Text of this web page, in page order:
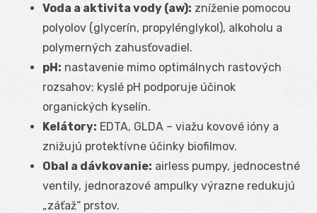
Voda a aktivita vody (aw): zníženie pomocou
polyolov (glycerín, propylénglykol), alkoholu a
polymerných zahusťovadiel.
pH: nastavenie mimo optimálnych rastových
rozsahov; kyslé pH podporuje účinok
organických kyselín.
Kelátory: EDTA, GLDA – viažu kovové ióny a
znižujú protektívne účinky biofilmov.
Obal a dávkovanie: airless pumpy, jednocestné
ventily, jednorazové ampulky výrazne redukujú
„záťaž“ prstov.